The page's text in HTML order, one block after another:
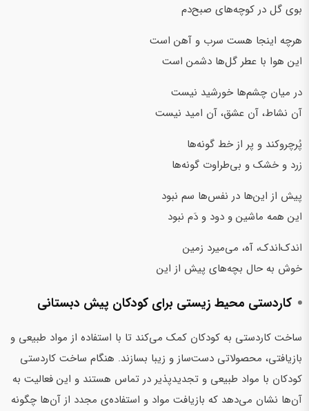
بوی گل در کوچه‌های صبح‌دم
هرچه اینجا هست سرب و آهن است
این هوا با عطر گل‌ها دشمن است
در میان چشم‌ها خورشید نیست
آن نشاط، آن عشق، آن امید نیست
پُرچروکند و پر از خط گونه‌ها
زرد و خشک و بی‌طراوت گونه‌ها
پیش از این‌ها در نفس‌ها سم نبود
این همه ماشین و دود‌ و ‌دَم نبود
اندک‌اندک، آه، می‌میرد زمین
خوش‌ به‌ حال بچه‌های پیش از این
کاردستی محیط‌ زیستی برای کودکان پیش ‌دبستانی
ساخت کاردستی به کودکان کمک می‌کند تا با استفاده از مواد طبیعی و
بازیافتی، محصولاتی دست‌ساز و زیبا بسازند. هنگام ساخت کاردستی
کودکان با مواد طبیعی و تجدیدپذیر در تماس هستند و این فعالیت به
آن‌ها نشان می‌دهد که بازیافت مواد و استفاده‌ی مجدد از آن‌ها چگونه